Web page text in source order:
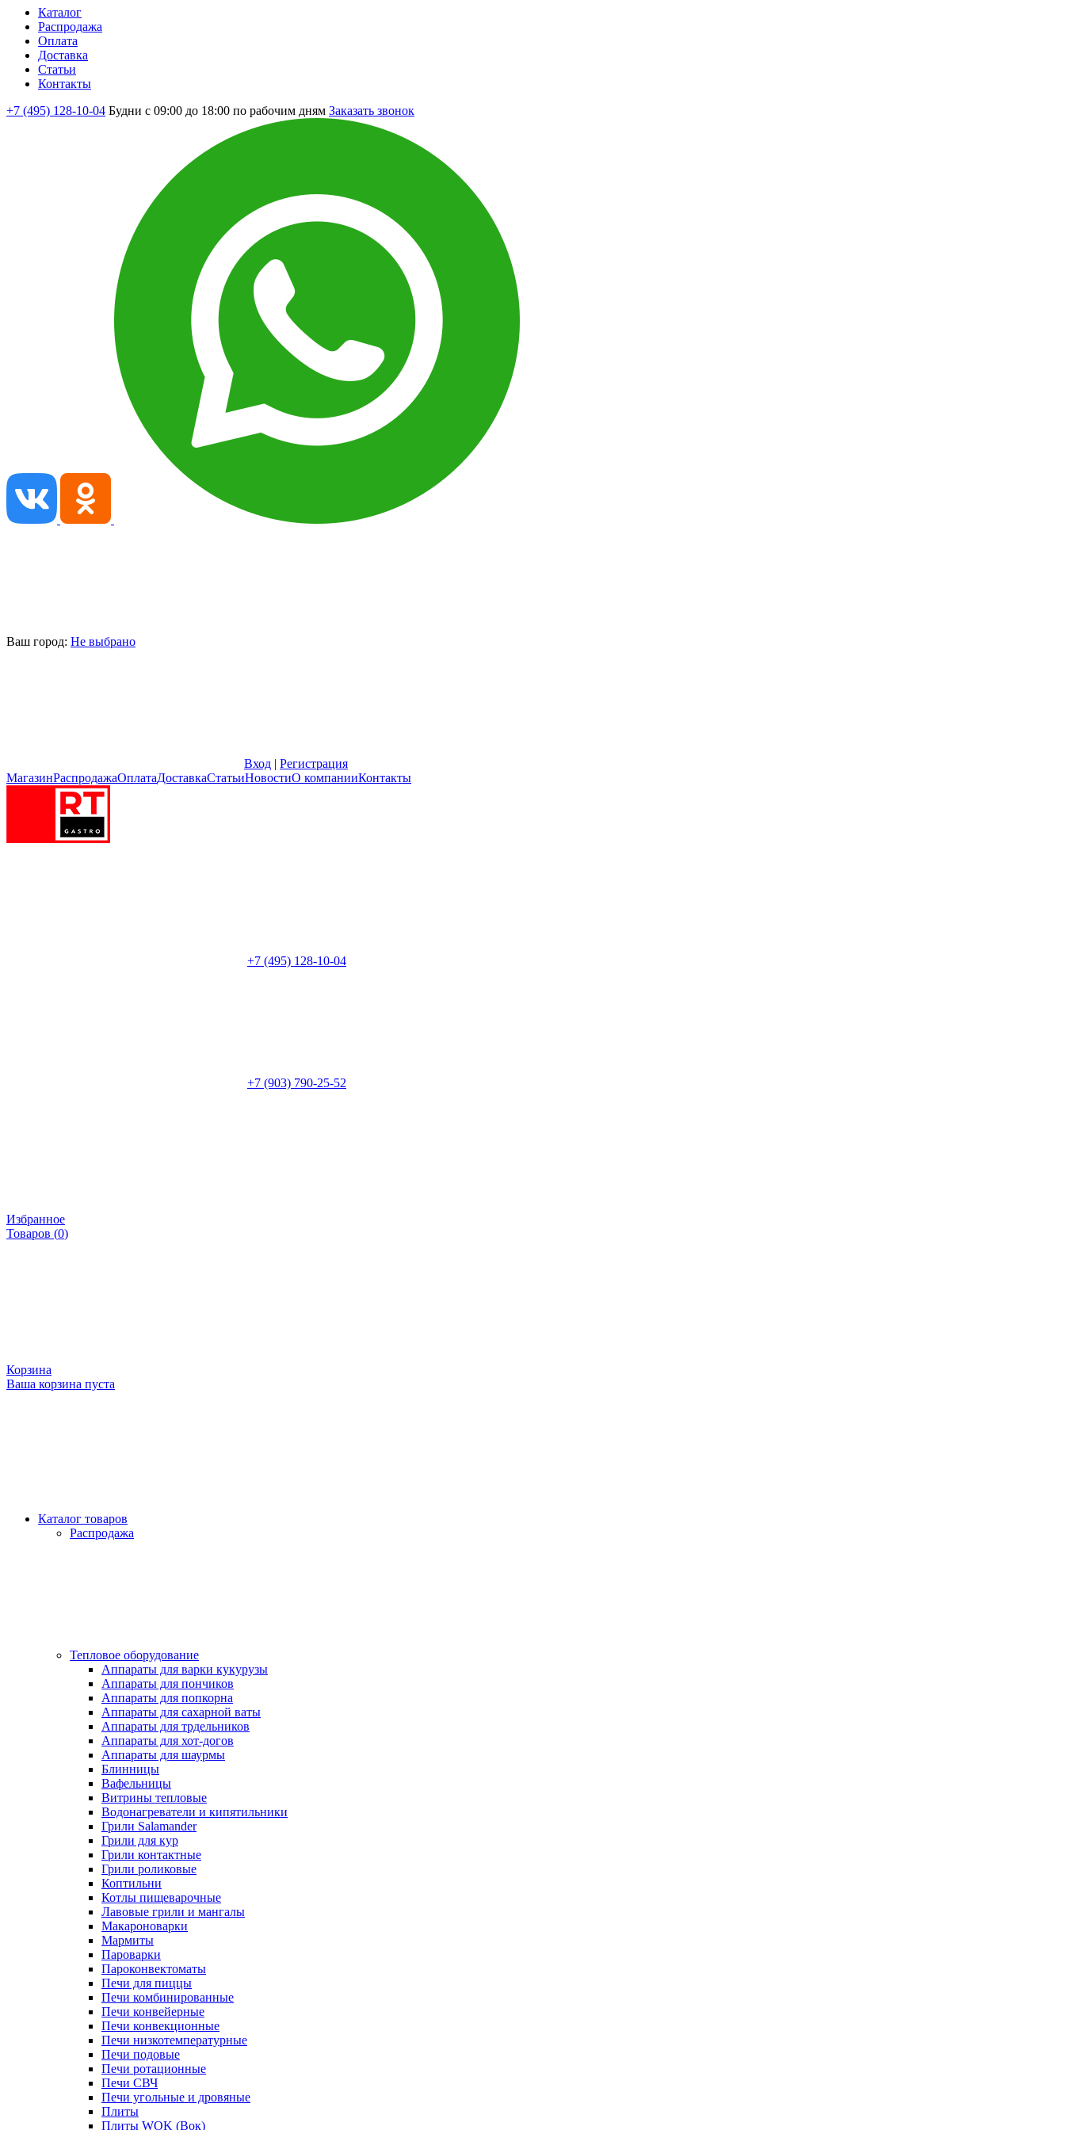
Каталог
Распродажа
Оплата
Доставка
Статьи
Контакты
+7 (495) 128-10-04 Будни с 09:00 до 18:00 по рабочим дням Заказать звонок
Ваш город: Не выбрано
Вход | Регистрация
МагазинРаспродажаОплатаДоставкаСтатьиНовостиО компанииКонтакты
+7 (495) 128-10-04
+7 (903) 790-25-52
Избранное
Товаров (0)
Корзина
Ваша корзина пуста
Каталог товаров
Распродажа
Тепловое оборудование
Аппараты для варки кукурузы
Аппараты для пончиков
Аппараты для попкорна
Аппараты для сахарной ваты
Аппараты для трдельников
Аппараты для хот-догов
Аппараты для шаурмы
Блинницы
Вафельницы
Витрины тепловые
Водонагреватели и кипятильники
Грили Salamander
Грили для кур
Грили контактные
Грили роликовые
Коптильни
Котлы пищеварочные
Лавовые грили и мангалы
Макароноварки
Мармиты
Пароварки
Пароконвектоматы
Печи для пиццы
Печи комбинированные
Печи конвейерные
Печи конвекционные
Печи низкотемпературные
Печи подовые
Печи ротационные
Печи СВЧ
Печи угольные и дровяные
Плиты
Плиты WOK (Вок)